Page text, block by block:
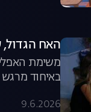
האח הגדול, עונה 8, פרק 55: רפאלה
באיחוד
9.6.2026